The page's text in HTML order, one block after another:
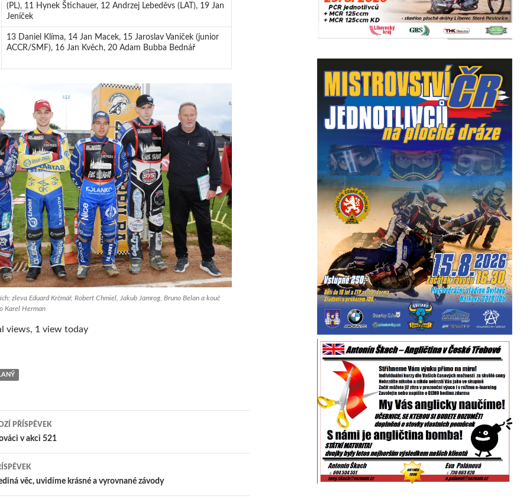
(PL), 11 Hynek Štichauer, 12 Andrzej Lebeděvs (LAT), 19 Jan
Jeníček
13 Daniel Klíma, 14 Jan Macek, 15 Jaroslav Vaníček (junior
ACCR/SMF), 16 Jan Kvěch, 20 Adam Bubba Bednář
zleva Eduard Krčmář, Robert Chmiel, Jakub Jamrog, Bruno Belan a kouč
Karel Herman
views, 1 view today
PŘÍSPĚVEK
v akci 521
věc, uvidíme krásné a vyrovnané závody